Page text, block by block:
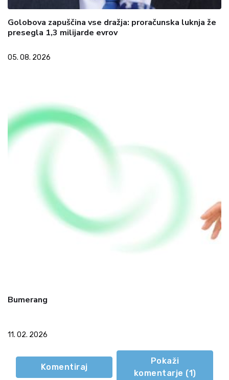
Golobova zapuščina vse dražja: proračunska luknja že
presegla 1,3 milijarde evrov
05. 08. 2026
Bumerang
11. 02. 2026
Komentiraj
Pokaži
komentarje (1)